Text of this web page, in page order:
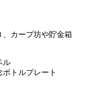
、カープ坊や貯金箱
ボトルプレート